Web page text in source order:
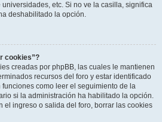
etc. Si no ve la casilla, significa
deshabilitado la opción.
cookies”?
creadas por phpBB, las cuales le mantienen
recursos del foro y estar identificado
como leer el seguimiento de la
si la administración ha habilitado la opción.
el ingreso o salida del foro, borrar las cookies